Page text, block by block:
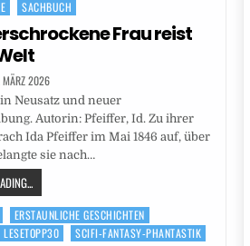
SACHBUCH
Frau reist
MÄRZ 2026
Neusatz und neuer
Autorin: Pfeiffer, Id. Zu ihrer
Ida Pfeiffer im Mai 1846 auf, über
sie nach…
ERSTAUNLICHE GESCHICHTEN
LESETOPP30 SCIFI-FANTASY-PHANTASTIK